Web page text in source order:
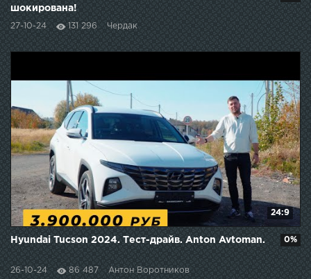
шокирована!
27-10-24 131 296 Чердак
24:9
Hyundai Tucson 2024. Тест-драйв. Anton Avtoman.
26-10-24 86 487 Антон Воротников
0%